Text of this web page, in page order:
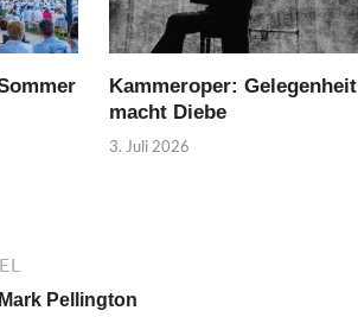
Kammeroper: Gelegenheit
macht Diebe
3. Juli 2026
Pellington